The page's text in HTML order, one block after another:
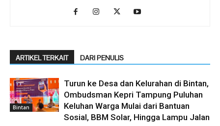
ARTIKEL TERKAIT DARI PENULIS
Bintan
Turun ke Desa dan Kelurahan di Bintan,
Ombudsman Kepri Tampung Puluhan
Keluhan Warga Mulai dari Bantuan
Sosial, BBM Solar, Hingga Lampu Jalan